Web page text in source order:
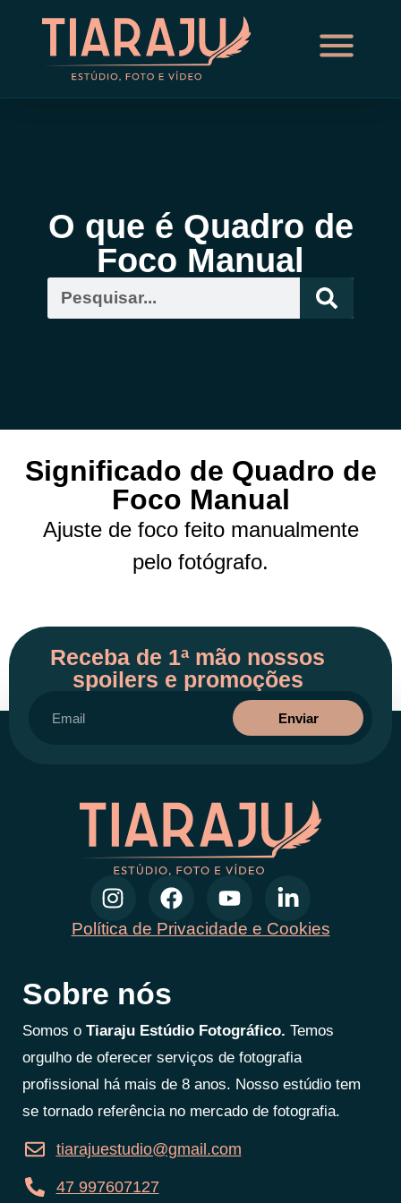
O que é Quadro de
Foco Manual
Significado de Quadro de
Foco Manual
Ajuste de foco feito manualmente
pelo fotógrafo.
Receba de 1ª mão nossos
spoilers e promoções
Enviar
Política de Privacidade e Cookies
Sobre nós
Somos o Tiaraju Estúdio Fotográfico. Temos
orgulho de oferecer serviços de fotografia
profissional há mais de 8 anos. Nosso estúdio tem
se tornado referência no mercado de fotografia.
tiarajuestudio@gmail.com
47 997607127